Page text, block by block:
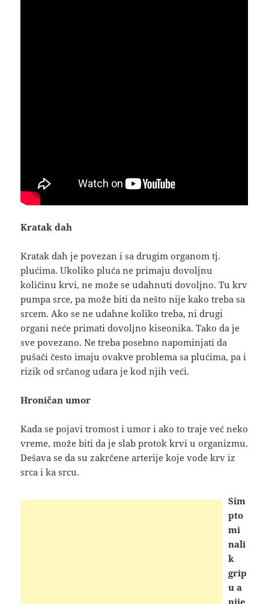
Kratak dah
Kratak dah je povezan i sa drugim organom tj.
plućima. Ukoliko pluća ne primaju dovoljnu
količinu krvi, ne može se udahnuti dovoljno. Tu krv
pumpa srce, pa može biti da nešto nije kako treba sa
srcem. Ako se ne udahne koliko treba, ni drugi
organi neće primati dovoljno kiseonika. Tako da je
sve povezano. Ne treba posebno napominjati da
pušači često imaju ovakve problema sa plućima, pa i
rizik od srčanog udara je kod njih veći.
Hroničan umor
Kada se pojavi tromost i umor i ako to traje već neko
vreme, može biti da je slab protok krvi u organizmu.
Dešava se da su zakrčene arterije koje vode krv iz
srca i ka srcu.
Sim
pto
mi
nali
k
grip
u a